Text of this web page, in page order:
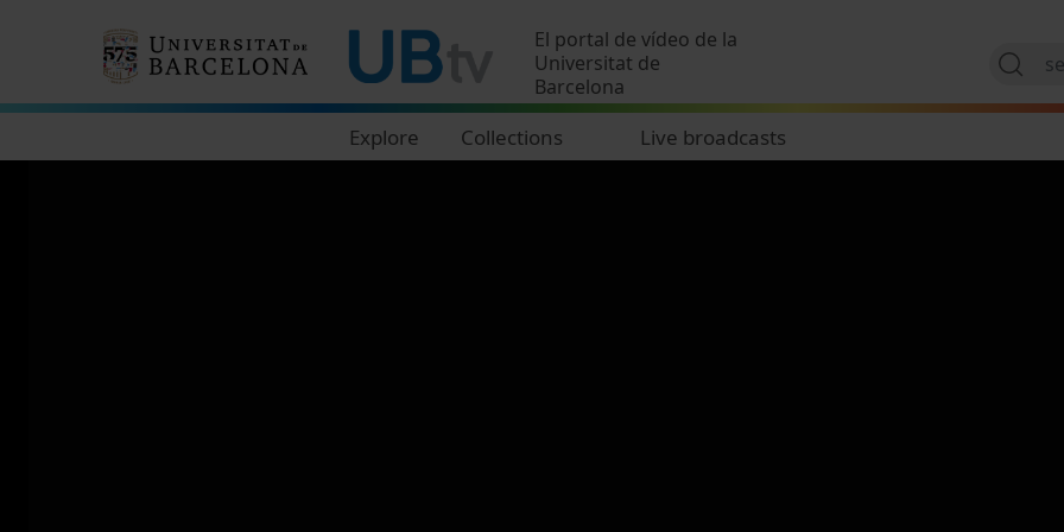
El portal de vídeo de la
Universitat de
Barcelona
Explore Collections Live broadcasts